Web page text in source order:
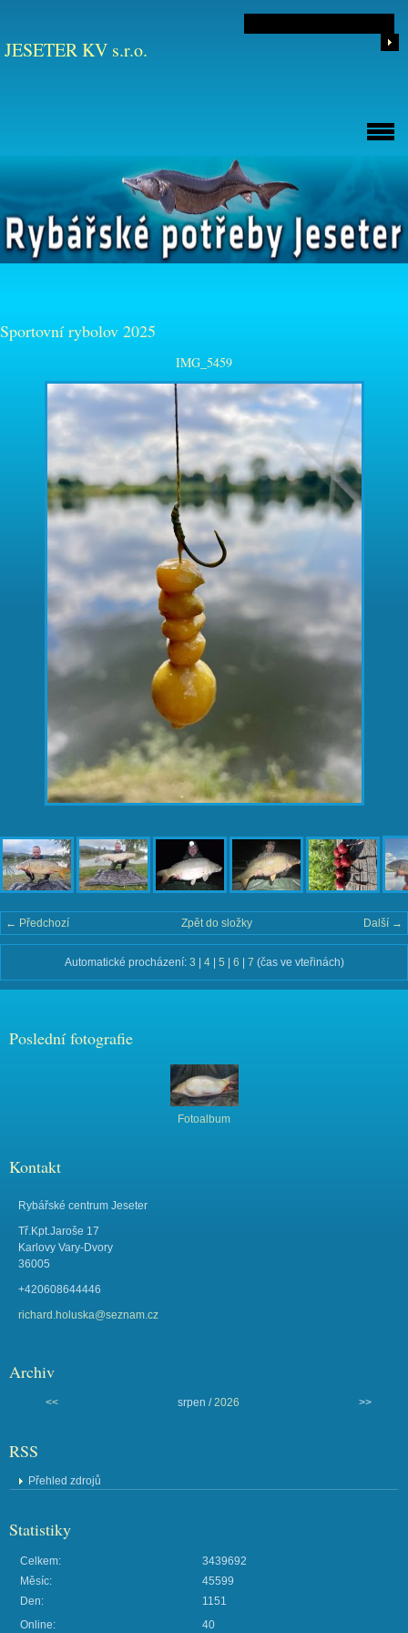
JESETER KV s.r.o.
Sportovní rybolov 2025
IMG_5459
← Předchozí Další →
Zpět do složky
Automatické procházení: 3 4| 5 6 7 (čas ve vteřinách)
Poslední fotografie
Fotoalbum
Kontakt
Rybářské centrum Jeseter
Tř.Kpt.Jaroše 17
Karlovy Vary-Dvory
36005
+420608644446
richard.holuska@seznam.cz
Archiv
<< srpen /2026 >>
RSS
Přehled zdrojů
Statistiky
Online: 40
Celkem:
3439692
Měsíc:
45599
Den:
1151